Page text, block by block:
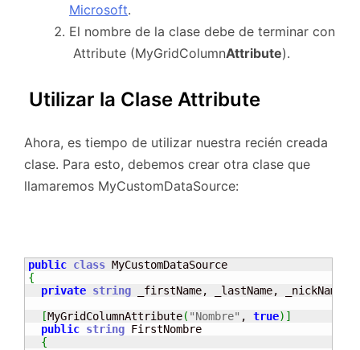
Microsoft.
El nombre de la clase debe de terminar con
Attribute (MyGridColumnAttribute).
Utilizar la Clase Attribute
Ahora, es tiempo de utilizar nuestra recién creada
clase. Para esto, debemos crear otra clase que
llamaremos MyCustomDataSource:
public class
{
private string _firstName, _lastName, _nickName,
[MyGridColumnAttribute( "Nombre" , true) ]
public string FirstNombre
{